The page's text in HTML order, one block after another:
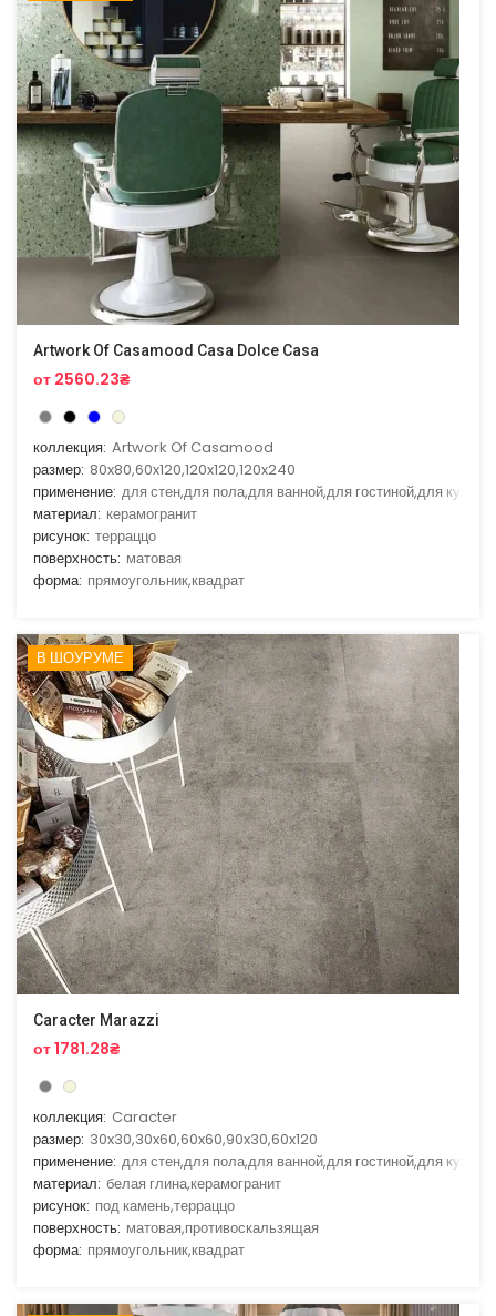
Artwork Of Casamood Casa Dolce Casa
от 2560.23₴
коллекция: Artwork Of Casamood
размер: 80x80,60x120,120x120,120x240
применение: для стен,для пола,для ванной,для гостиной,для кухни
материал: керамогранит
рисунок: терраццо
поверхность: матовая
форма: прямоугольник,квадрат
В ШОУРУМЕ
Caracter Marazzi
от 1781.28₴
коллекция: Caracter
размер: 30x30,30x60,60x60,90x30,60x120
применение: для стен,для пола,для ванной,для гостиной,для кухни
материал: белая глина,керамогранит
рисунок: под камень,терраццо
поверхность: матовая,противоскальзящая
форма: прямоугольник,квадрат